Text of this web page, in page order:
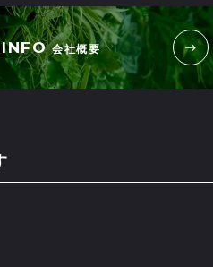
会社概要